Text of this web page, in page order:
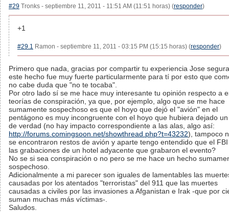
#29 Tronks - septiembre 11, 2011 - 11:51 AM (11:51 horas) (responder)
+1
#29.1 Ramon - septiembre 11, 2011 - 03:15 PM (15:15 horas) (responder)
Primero que nada, gracias por compartir tu experiencia Jose
este hecho fue muy fuerte particularmente para tí por esto que
no cabe duda que "no te tocaba".
Por otro lado sí se me hace muy interesante tu opinión respecto a
teorías de conspiración, ya que, por ejemplo, algo que se me hace
sumamente sospechoso es que el hoyo que dejó el "avión" en el
pentágono es muy incongruente con el hoyo que hubiera dejado
de verdad (no hay impacto correspondiente a las alas, algo así:
http://forums.comingsoon.net/showthread.php?t=43232), tampoco
se encontraron restos de avión y aparte tengo entendido que el
las grabaciones de un hotel adyacente que grabaron el evento?
No se si sea conspiración o no pero se me hace un hecho
sospechoso.
Adicionalmente a mi parecer son iguales de lamentables las
causadas por los atentados "terroristas" del 911 que las muertes
causadas a civiles por las invasiones a Afganistan e Irak -que por
suman muchas más víctimas-.
Saludos.